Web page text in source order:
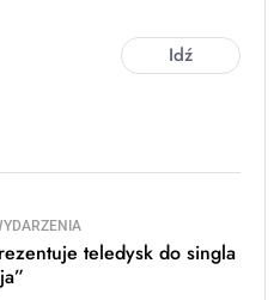
Idź
teledysk do singla